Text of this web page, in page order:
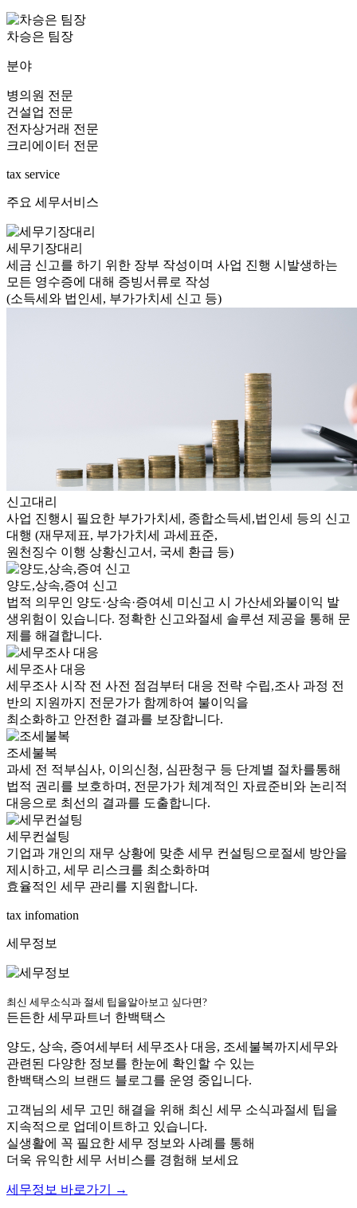
차승은 팀장
분야
병의원 전문
건설업 전문
전자상거래 전문
크리에이터 전문
tax service
주요 세무서비스
세무기장대리
세금 신고를 하기 위한 장부 작성이며 사업 진행 시 발생하는
모든 영수증에 대해 증빙서류로 작성
(소득세와 법인세, 부가가치세 신고 등)
신고대리
사업 진행시 필요한 부가가치세, 종합소득세,법인세 등의 신고
대행 (재무제표, 부가가치세 과세표준,
원천징수 이행 상황신고서, 국세 환급 등)
양도,상속,증여 신고
법적 의무인 양도·상속·증여세 미신고 시
가산세와불이익 발
생위험이 있습니다. 정확한 신고와절세 솔루션 제공을 통해 문
제를 해결합니다.
세무조사 대응
세무조사 시작 전 사전 점검부터 대응 전략 수립,조사 과정 전
반의 지원까지 전문가가 함께하여 불이익을
최소화하고 안전한 결과를 보장합니다.
조세불복
과세 전 적부심사, 이의신청, 심판청구 등 단계별 절차를통해
법적 권리를 보호하며, 전문가가 체계적인 자료준비와 논리적
대응으로 최선의 결과를 도출합니다.
세무컨설팅
기업과 개인의 재무 상황에 맞춘 세무 컨설팅으로절세 방안을
제시하고, 세무 리스크를 최소화하며
효율적인 세무 관리를 지원합니다.
tax infomation
세무정보
최신 세무소식과 절세 팁을알아보고 싶다면?
든든한 세무파트너 한백택스
양도, 상속, 증여세부터 세무조사 대응, 조세불복까지 세무와
관련된 다양한 정보를 한눈에 확인할 수 있는
한백택스의 브랜드 블로그를 운영 중입니다.
고객님의 세무 고민 해결을 위해 최신 세무 소식과절세 팁을
지속적으로 업데이트하고 있습니다.
실생활에 꼭 필요한 세무 정보와 사례를 통해
더욱 유익한 세무 서비스를 경험해 보세요
세무정보 바로가기 →